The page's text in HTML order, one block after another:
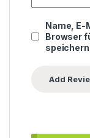
Name, E-
Browser